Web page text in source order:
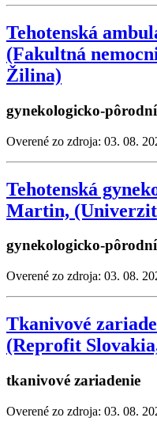
Tehotenská
(Fakultná
Žilina)
gynekologicko-
Overené zo zdroja: 03. 08.
Tehotenská
Martin,
gynekologicko-
Overené zo zdroja: 03. 08.
Tkanivové
(Reprofit
tkanivové zariadenie
Overené zo zdroja: 03. 08.